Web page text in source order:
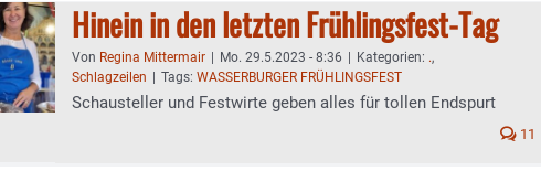
Hinein in den letzten Frühlingsfest-Tag
Von Regina Mittermair Mo. 29.5.2023 - 8:36 Kategorien: .,
Schlagzeilen
Tags: WASSERBURGER FRÜHLINGSFEST
Schausteller und Festwirte geben alles für tollen Endspurt
11